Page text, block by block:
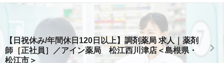
【日祝休み/年間休日120日以上】調剤薬局 求人｜薬剤
師［正社員］／アイン薬局 松江西川津店＜島根県・
松江市＞